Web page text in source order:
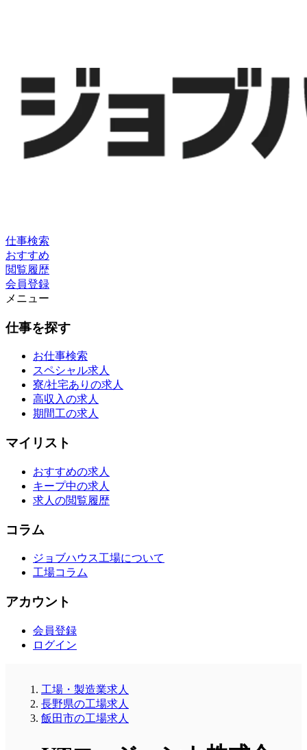
仕事検索
おすすめ
閲覧履歴
会員登録
メニュー
仕事を探す
お仕事検索
スペシャル求人
寮/社宅ありの求人
高収入の求人
期間工の求人
マイリスト
おすすめの求人
キープ中の求人
求人の閲覧履歴
コラム
ジョブハウス工場について
工場コラム
アカウント
会員登録
ログイン
工場・製造業求人
長野県の工場求人
飯田市の工場求人